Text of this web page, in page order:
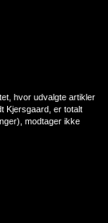
hvor udvalgte artikler
Kjersgaard, er totalt
modtager ikke